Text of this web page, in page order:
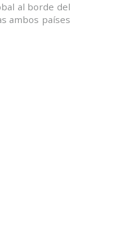
al borde del
ambos países